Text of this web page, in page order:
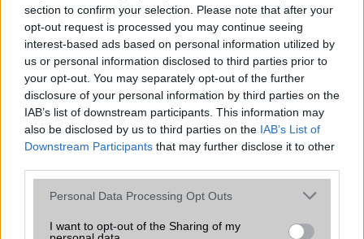
section to confirm your selection. Please note that after your
opt-out request is processed you may continue seeing
interest-based ads based on personal information utilized by
us or personal information disclosed to third parties prior to
your opt-out. You may separately opt-out of the further
disclosure of your personal information by third parties on the
IAB’s list of downstream participants. This information may
also be disclosed by us to third parties on the IAB’s List of
Downstream Participants that may further disclose it to other
Please note that this website/app uses one or more Google
not limited to your visit or usage behaviour. You may click to
Personal Data Processing Opt Outs
I want to opt-out of the Sharing of my
választásuk eltérhet. Azonban azok, akik számára fontos a nagyobb
kijelző, hosszabb üzemidő, hatékony
MOBILTELEFON MÁRKÁK
Apple
Huawei